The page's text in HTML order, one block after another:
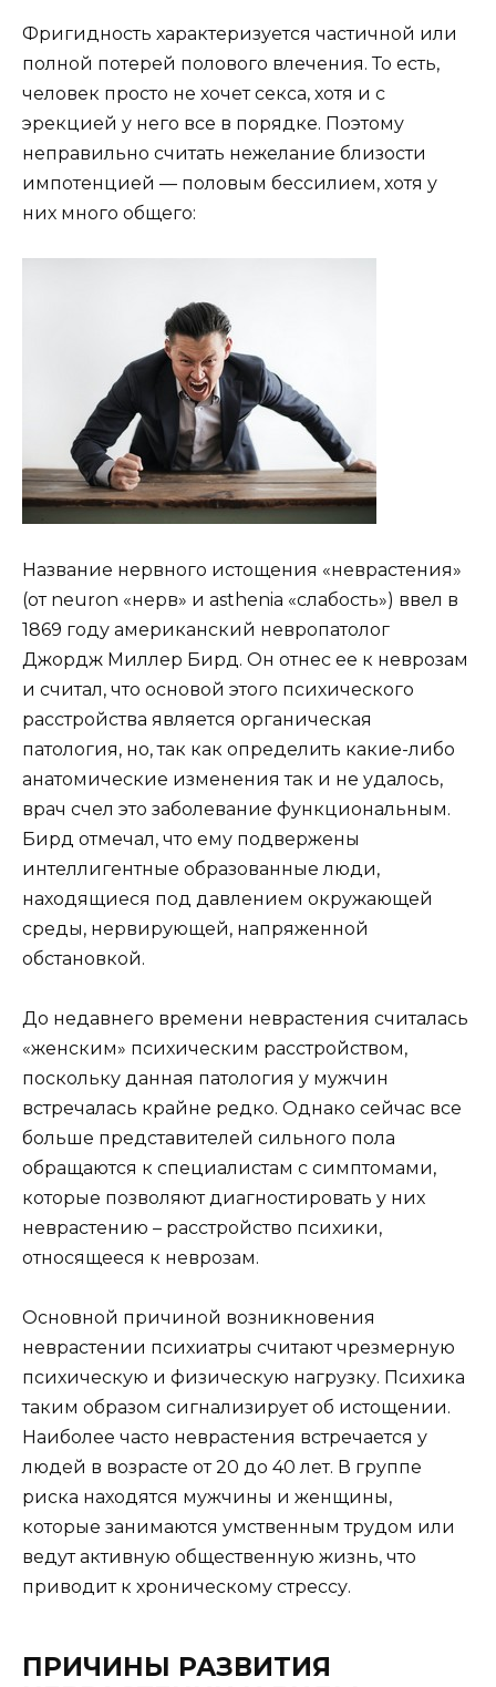
Фригидность характеризуется частичной или
полной потерей полового влечения. То есть,
человек просто не хочет секса, хотя и с
эрекцией у него все в порядке. Поэтому
неправильно считать нежелание близости
импотенцией — половым бессилием, хотя у
них много общего:
Название нервного истощения «неврастения»
(от neuron «нерв» и asthenia «слабость») ввел в
1869 году американский невропатолог
Джордж Миллер Бирд. Он отнес ее к неврозам
и считал, что основой этого психического
расстройства является органическая
патология, но, так как определить какие-либо
анатомические изменения так и не удалось,
врач счел это заболевание функциональным.
Бирд отмечал, что ему подвержены
интеллигентные образованные люди,
находящиеся под давлением окружающей
среды, нервирующей, напряженной
обстановкой.
До недавнего времени неврастения считалась
«женским» психическим расстройством,
поскольку данная патология у мужчин
встречалась крайне редко. Однако сейчас все
больше представителей сильного пола
обращаются к специалистам с симптомами,
которые позволяют диагностировать у них
неврастению – расстройство психики,
относящееся к неврозам.
Основной причиной возникновения
неврастении психиатры считают чрезмерную
психическую и физическую нагрузку. Психика
таким образом сигнализирует об истощении.
Наиболее часто неврастения встречается у
людей в возрасте от 20 до 40 лет. В группе
риска находятся мужчины и женщины,
которые занимаются умственным трудом или
ведут активную общественную жизнь, что
приводит к хроническому стрессу.
ПРИЧИНЫ РАЗВИТИЯ